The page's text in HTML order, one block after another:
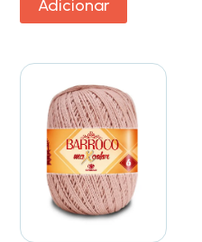
Adicionar